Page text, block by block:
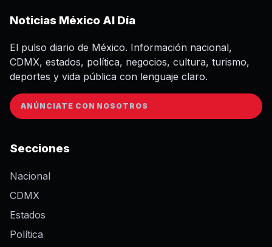
Noticias México Al Día
El pulso diario de México. Información nacional,
CDMX, estados, política, negocios, cultura, turismo,
deportes y vida pública con lenguaje claro.
ANÚNCIATE CON NOSOTROS
Secciones
Nacional
CDMX
Estados
Política